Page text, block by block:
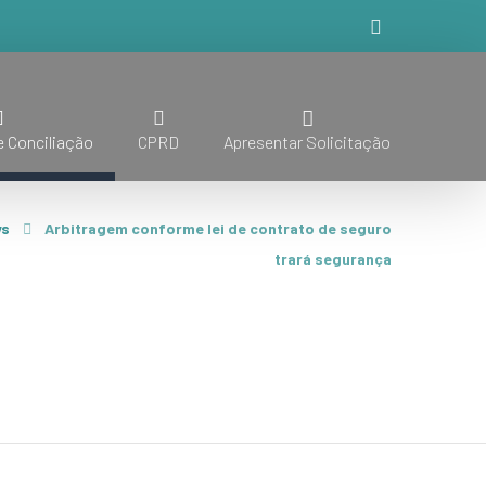
Conciliação CPRD Apresentar Solicitação
Arbitragem conforme lei de contrato de seguro
trará segurança